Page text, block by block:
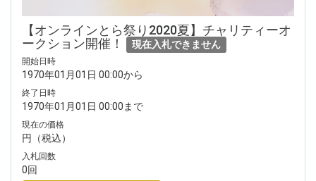
【オンラインとら祭り2020夏】チャリティーオ
ークション開催！
現在入札できません
開始日時
1970年01月01日 00:00から
終了日時
1970年01月01日 00:00まで
現在の価格
円（税込）
入札回数
0回